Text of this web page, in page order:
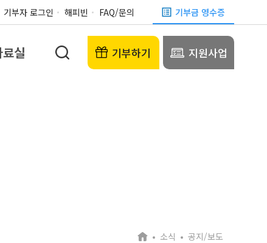
기부자 로그인 해피빈 FAQ/문의 기부금 영수증
실 기부하기 지원사업
소식 공지/보도